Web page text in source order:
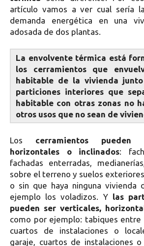
artículo vamos a ver cual sería
demanda energética en una
adosada de dos plantas.
La envolvente térmica está
los cerramientos que
habitable de la vivienda
particiones interiores que
habitable con otras zonas no
otros usos que no sean de
Los cerramientos pueden
horizontales o inclinados:
fachadas enterradas,
sobre el terreno y suelos
o sin que haya ninguna vivienda
ejemplo los voladizos. Y las
pueden ser verticales,
como por ejemplo: tabiques entre
cuartos de instalaciones o
garaje, cuartos de instalaciones